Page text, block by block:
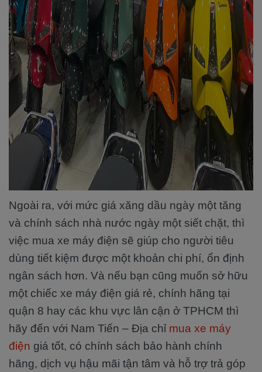
Ngoài ra, với mức giá xăng dầu ngày một tăng
và chính sách nhà nước ngày một siết chặt, thì
việc mua xe máy điện sẽ giúp cho người tiêu
dùng tiết kiệm được một khoản chi phí, ổn định
ngân sách hơn. Và nếu bạn cũng muốn sở hữu
một chiếc xe máy điện giá rẻ, chính hãng tại
quận 8 hay các khu vực lân cận ở TPHCM thì
hãy đến với Nam Tiến – Địa chỉ mua xe máy
điện giá tốt, có chính sách bảo hành chính
hãng, dịch vụ hậu mãi tận tâm và hỗ trợ trả góp